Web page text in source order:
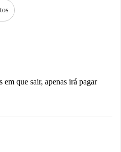
em que sair, apenas irá pagar